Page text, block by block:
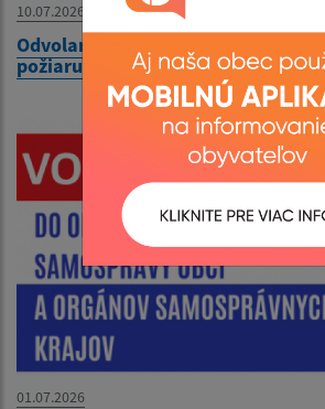
10.07.2026
Odvolanie času zvýšeného
požiaru
01.07.2026